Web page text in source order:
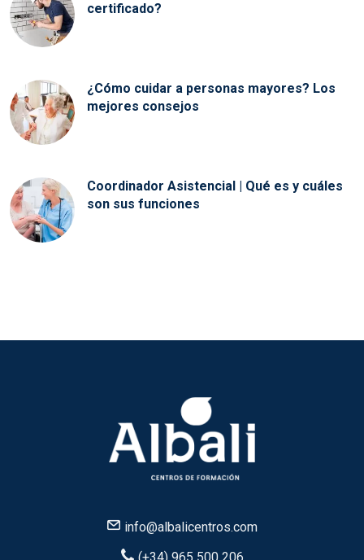
certificado?
¿Cómo cuidar a personas mayores? Los
mejores consejos
Coordinador Asistencial | Qué es y cuáles
son sus funciones
info@albalicentros.com